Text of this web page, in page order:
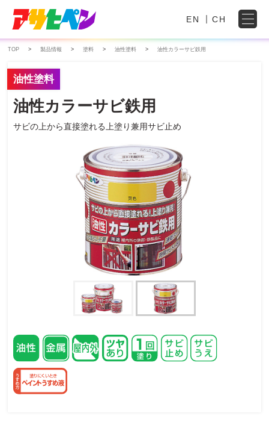
EN CH
TOP 製品情報 塗料 油性塗料 油性カラーサビ鉄用
油性塗料
油性カラーサビ鉄用
サビの上から直接塗れる上塗り兼用サビ止め